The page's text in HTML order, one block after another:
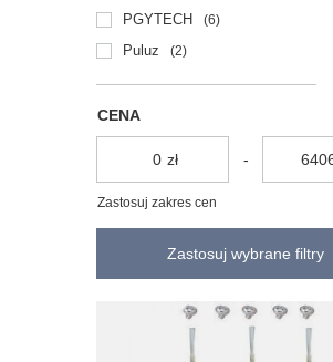
PGYTECH 6
Puluz 2
CENA
zł -
Zastosuj zakres cen
Zastosuj wybrane filtry